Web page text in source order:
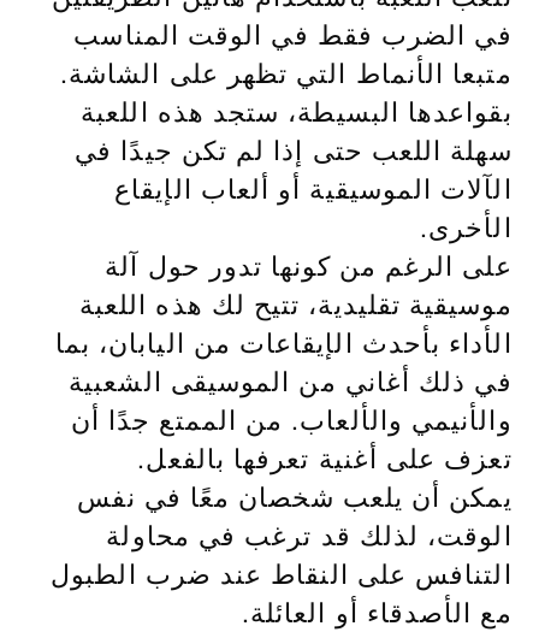
في الضرب فقط في الوقت المناسب
متبعا الأنماط التي تظهر على الشاشة.
بقواعدها البسيطة، ستجد هذه اللعبة
سهلة اللعب حتى إذا لم تكن جيدًا في
الآلات الموسيقية أو ألعاب الإيقاع
الأخرى.
على الرغم من كونها تدور حول آلة
موسيقية تقليدية، تتيح لك هذه اللعبة
الأداء بأحدث الإيقاعات من اليابان، بما
في ذلك أغاني من الموسيقى الشعبية
والأنيمي والألعاب. من الممتع جدًا أن
تعزف على أغنية تعرفها بالفعل.
يمكن أن يلعب شخصان معًا في نفس
الوقت، لذلك قد ترغب في محاولة
التنافس على النقاط عند ضرب الطبول
مع الأصدقاء أو العائلة.